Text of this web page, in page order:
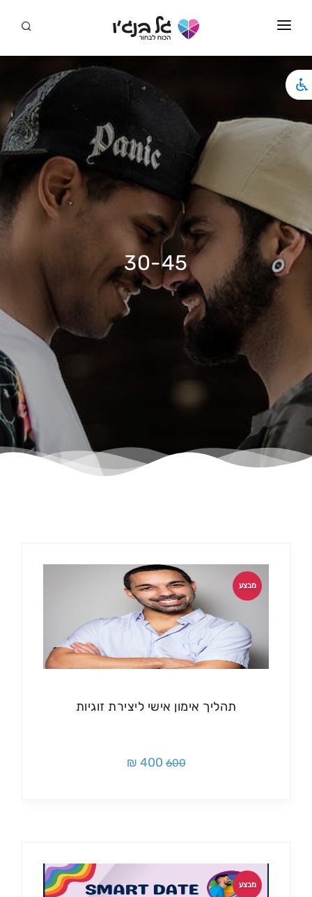
סמארט דייט
ראשי
מידע
סדנאות
סדנאות לגברים גאים
סרטונים
מאמרים
צור קשר
30-45
מבצע
תהליך אימון אישי ליצירת זוגיות
600
400 ₪
מבצע